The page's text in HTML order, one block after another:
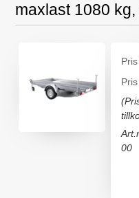
maxlast 1080
00